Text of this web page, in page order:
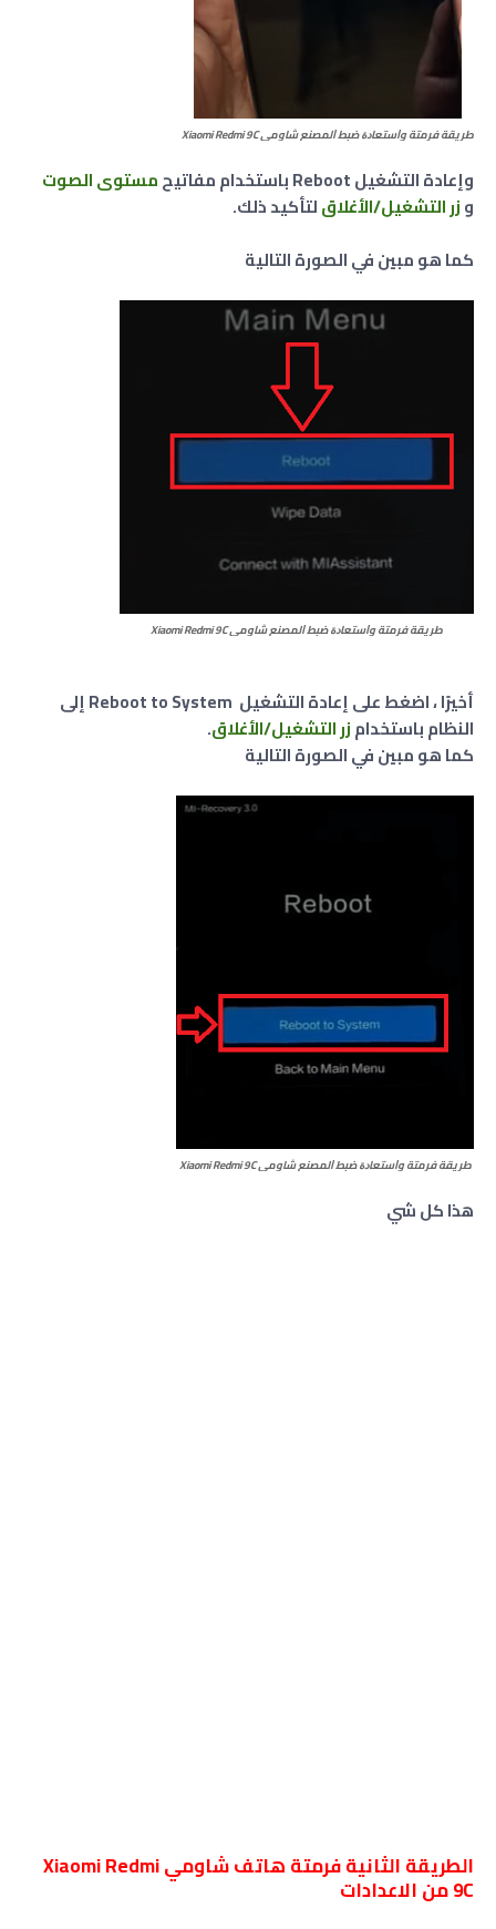
طريقة فرمتة وﺍﺳﺘﻌﺎﺩﺓ ﺿﺒﻂ ﺍﻟﻤﺼﻨﻊ شاومي Xiaomi Redmi 9C
وإعادة التشغيل Reboot باستخدام مفاتيح
مستوى الصوت
وزرالتشغيل/الأغلاقلتأكيد ذلك.
كما هو مبين في الصورة التالية
طريقة فرمتة وﺍﺳﺘﻌﺎﺩﺓ ﺿﺒﻂ ﺍﻟﻤﺼﻨﻊ شاومي Xiaomi Redmi 9C
أخيرًا ، اضغط على إعادة التشغيل Reboot to System إلى
النظام باستخدامزرالتشغيل/الأغلاق.
كما هو مبين في الصورة التالية
طريقة فرمتة وﺍﺳﺘﻌﺎﺩﺓ ﺿﺒﻂ ﺍﻟﻤﺼﻨﻊ شاومي Xiaomi Redmi 9C
هذا كل شي
الطريقة الثانية فرمتة هاتف شاومي Xiaomi Redmi
9C من الاعدادات